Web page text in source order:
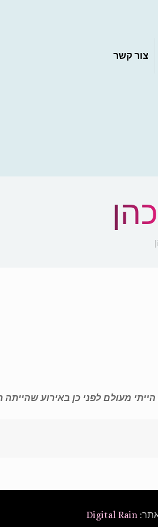
צור קשר
מעולם לפני כן באירוע שהייתה
Digital Rain